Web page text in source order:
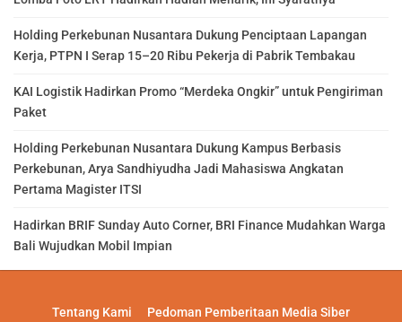
Holding Perkebunan Nusantara Dukung Penciptaan Lapangan
Kerja, PTPN I Serap 15–20 Ribu Pekerja di Pabrik Tembakau
KAI Logistik Hadirkan Promo “Merdeka Ongkir” untuk Pengiriman
Paket
Holding Perkebunan Nusantara Dukung Kampus Berbasis
Perkebunan, Arya Sandhiyudha Jadi Mahasiswa Angkatan
Pertama Magister ITSI
Hadirkan BRIF Sunday Auto Corner, BRI Finance Mudahkan Warga
Bali Wujudkan Mobil Impian
Tentang Kami Pedoman Pemberitaan Media Siber